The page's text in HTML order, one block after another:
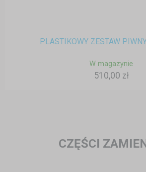
PLASTIKOWY ZESTAW
W magazynie
510,00 zł
CZĘŚCI